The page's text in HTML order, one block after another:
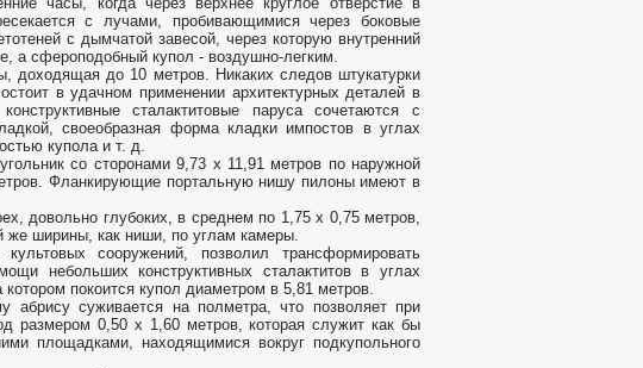
с лучами, пробивающимися через боковые
с дымчатой завесой, через которую внутренний
а сфероподобный купол - воздушно-легким.
доходящая до 10 метров. Никаких следов штукатурки
в удачном применении архитектурных деталей в
сталактитовые паруса сочетаются с
своеобразная форма кладки импостов в углах
купола и т. д.
со сторонами 9,73 х 11,91 метров по наружной
Фланкирующие портальную нишу пилоны имеют в
довольно глубоких, в среднем по 1,75 х 0,75 метров,
же ширины, как ниши, по углам камеры.
сооружений, позволил трансформировать
небольших конструктивных сталактитов в углах
покоится купол диаметром в 5,81 метров.
суживается на полметра, что позволяет при
размером 0,50 х 1,60 метров, которая служит как бы
площадками, находящимися вокруг подкупольного